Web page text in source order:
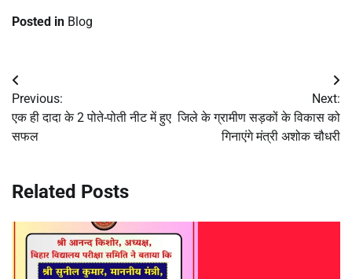
Posted in Blog
Post
navigation
Previous:
एक ही दादा के 2 पोते-पोती नीट में हुए
सफल
Next:
जिले के ग्रामीण सड़कों के विकास को
गिनाएंगे मंत्री अशोक चौधरी
Related Posts